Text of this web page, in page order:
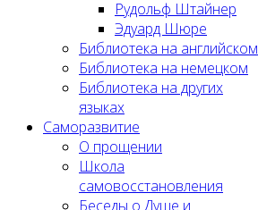
Рудольф Штайнер
Эдуард Шюре
Библиотека на английском
Библиотека на немецком
Библиотека на других
языках
Саморазвитие
О прощении
Школа
самовосстановления
Беседы о Душе и